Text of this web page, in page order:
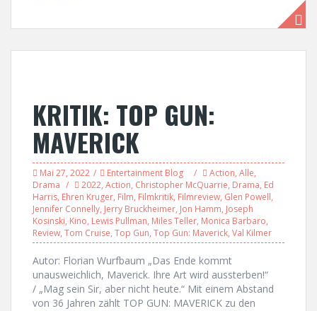
KRITIK: TOP GUN:
MAVERICK
Mai 27, 2022 Entertainment Blog Action, Alle,
Drama
2022, Action, Christopher McQuarrie, Drama, Ed
Harris, Ehren Kruger, Film, Filmkritik, Filmreview, Glen Powell,
Jennifer Connelly, Jerry Bruckheimer, Jon Hamm, Joseph
Kosinski, Kino, Lewis Pullman, Miles Teller, Monica Barbaro,
Review, Tom Cruise, Top Gun, Top Gun: Maverick, Val Kilmer
Autor: Florian Wurfbaum „Das Ende kommt
unausweichlich, Maverick. Ihre Art wird aussterben!“
/ „Mag sein Sir, aber nicht heute.“ Mit einem Abstand
von 36 Jahren zählt TOP GUN: MAVERICK zu den